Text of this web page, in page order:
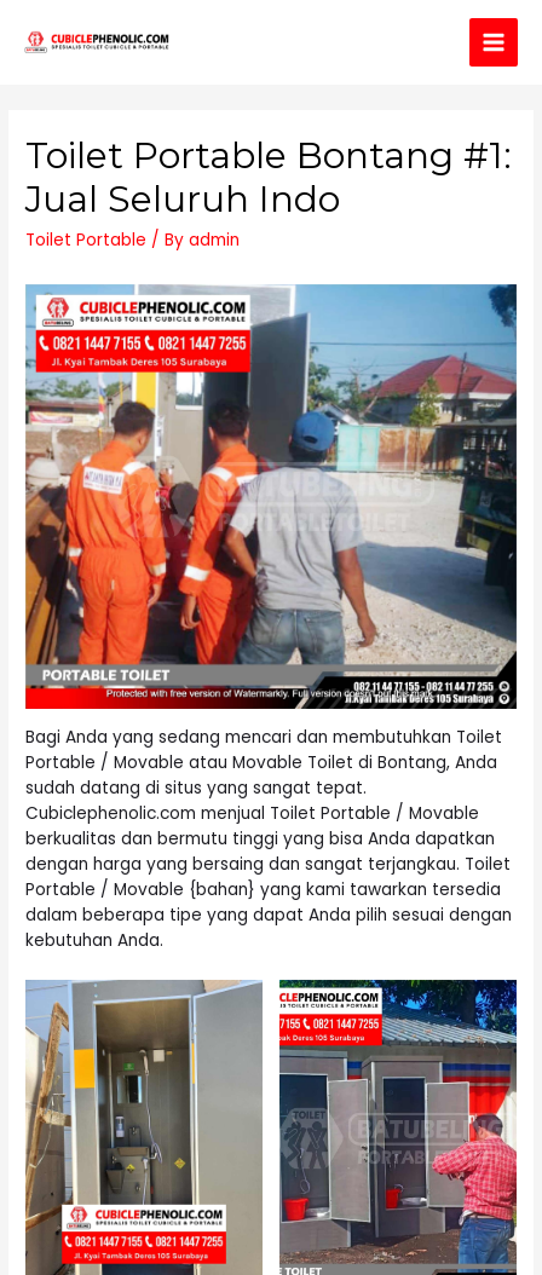
Main
Toilet Portable Bontang #1:
Jual Seluruh Indo
Toilet Portable / Byadmin
Bagi Anda yang sedang mencari dan membutuhkan Toilet
Portable / Movable atau Movable Toilet di Bontang, Anda
sudah datang di situs yang sangat tepat.
Cubiclephenolic.com menjual Toilet Portable / Movable
berkualitas dan bermutu tinggi yang bisa Anda dapatkan
dengan harga yang bersaing dan sangat terjangkau. Toilet
Portable / Movable {bahan} yang kami tawarkan tersedia
dalam beberapa tipe yang dapat Anda pilih sesuai dengan
kebutuhan Anda.